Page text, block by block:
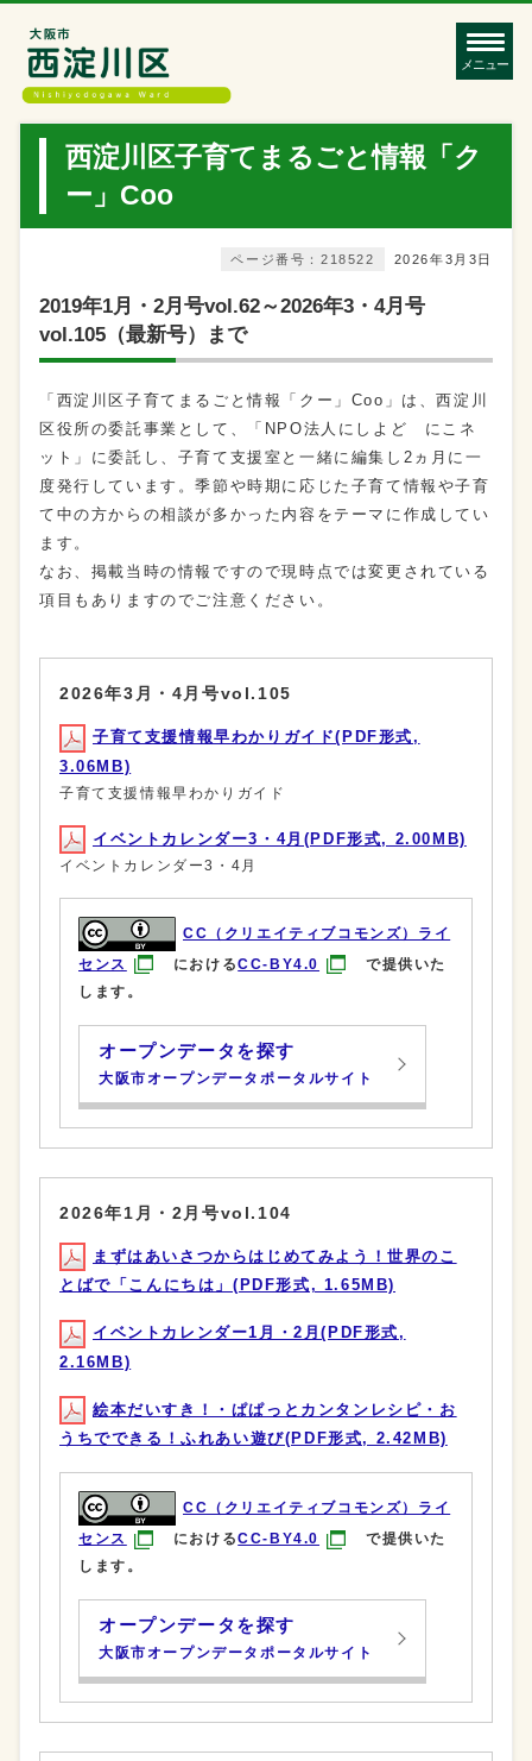
メニュー
西淀川区子育てまるごと情報「ク
ー」Coo
2026年3月3日
ページ番号：218522
2019年1月・2月号vol.62～2026年3・4月号
vol.105（最新号）まで
「西淀川区子育てまるごと情報「クー」Coo」は、西淀川
区役所の委託事業として、「NPO法人にしよど にこネ
ット」に委託し、子育て支援室と一緒に編集し2ヵ月に一
度発行しています。季節や時期に応じた子育て情報や子育
て中の方からの相談が多かった内容をテーマに作成してい
ます。
なお、掲載当時の情報ですので現時点では変更されている
項目もありますのでご注意ください。
2026年3月・4月号vol.105
子育て支援情報早わかりガイド(PDF形式,
3.06MB)
子育て支援情報早わかりガイド
イベントカレンダー3・4月(PDF形式, 2.00MB)
イベントカレンダー3・4月
CC（クリエイティブコモンズ）ライ
センス
におけるCC-BY4.0
で提供いた
します。
オープンデータを探す
大阪市オープンデータポータルサイト
2026年1月・2月号vol.104
まずはあいさつからはじめてみよう！世界のこ
とばで「こんにちは」(PDF形式, 1.65MB)
イベントカレンダー1月・2月(PDF形式,
2.16MB)
絵本だいすき！・ぱぱっとカンタンレシピ・お
うちでできる！ふれあい遊び(PDF形式, 2.42MB)
CC（クリエイティブコモンズ）ライ
センス
におけるCC-BY4.0
で提供いた
します。
オープンデータを探す
大阪市オープンデータポータルサイト